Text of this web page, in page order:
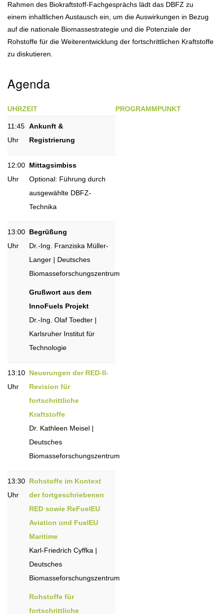
Rahmen des Biokraftstoff-Fachgesprächs lädt das DBFZ zu
einem inhaltlichen Austausch ein, um die Auswirkungen in Bezug
auf die nationale Biomassestrategie und die Potenziale der
Rohstoffe für die Weiterentwicklung der fortschrittlichen Kraftstoffe
zu diskutieren.
Agenda
UHRZEIT PROGRAMMPUNKT
11:45
Uhr
Ankunft &
Registrierung
12:00
Uhr
Mittagsimbiss
Optional: Führung durch
ausgewählte DBFZ-
Technika
13:00
Uhr
Begrüßung
Dr.-Ing. Franziska Müller-
Langer | Deutsches
Biomasseforschungszentrum
Grußwort aus dem
InnoFuels Projekt
Dr.-Ing. Olaf Toedter |
Karlsruher Institut für
Technologie
13:10
Uhr
Neuerungen der RED-II-
Revision für
fortschrittliche
Kraftstoffe
Dr. Kathleen Meisel |
Deutsches
Biomasseforschungszentrum
13:30
Uhr
Rohstoffe im Kontext
der fortgeschriebenen
RED sowie ReFuelEU
Aviation und FuelEU
Maritime
Karl-Friedrich Cyffka |
Deutsches
Biomasseforschungszentrum
Rohstoffe für
fortschrittliche